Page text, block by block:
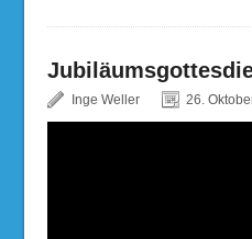
Inge Weller 26.